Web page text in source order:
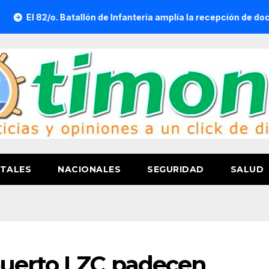
de Infantería amplía la recepción de documentos
NACIONALES SEGURIDAD SALUD